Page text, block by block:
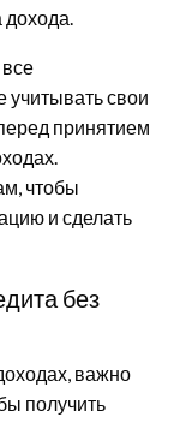
дохода.
учитывать свои
принятием
чтобы
и сделать
без
важно
получить